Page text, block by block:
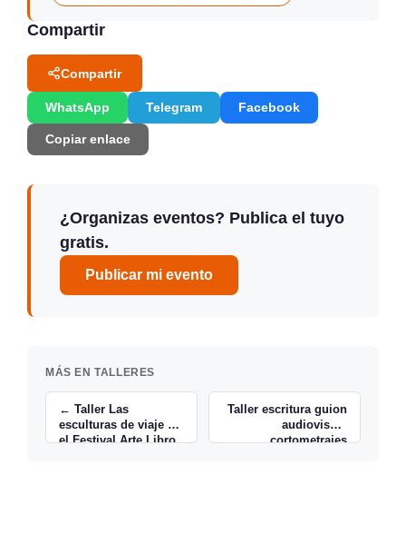
Compartir
Compartir
WhatsApp Telegram Facebook
Copiar enlace
¿Organizas eventos? Publica el tuyo
gratis.
Publicar mi evento
MÁS EN TALLERES
← Taller Las
esculturas de viaje en
el Festival Arte Libro
Taller escritura guion
audiovisual
cortometrajes